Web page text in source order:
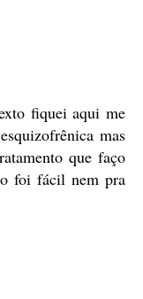
fiquei aqui me
mas
que faço
foi fácil nem pra